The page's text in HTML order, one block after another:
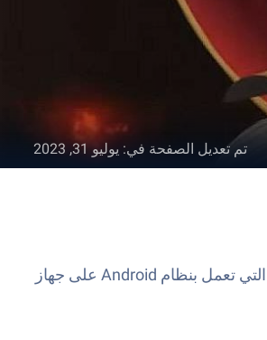
تم تعديل الصفحة في: يوليو 31, 2023
Lemuria – Rise of the Delca هي لعبة تقمص أدوار تم تطويرها بواسطة DroidHen. يعد مشغل تطبيق BlueStacks أفضل منصة للعب هذه اللعبة التي تعمل بنظام Android على جهاز